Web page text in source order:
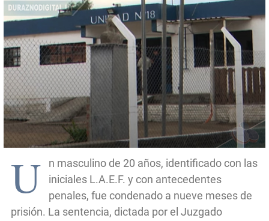
U
n masculino de 20 años, identificado con las
iniciales L.A.E.F. y con antecedentes
penales, fue condenado a nueve meses de
prisión. La sentencia, dictada por el Juzgado